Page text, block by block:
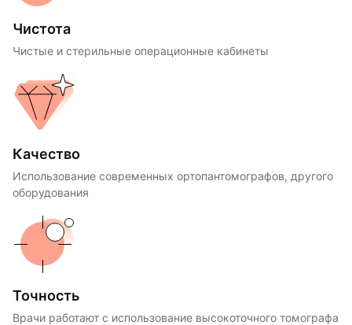
Чистота
Чистые и стерильные операционные кабинеты
Качество
Использование современных ортопантомографов, другого
оборудования
Точность
Врачи работают с использование высокоточного томографа